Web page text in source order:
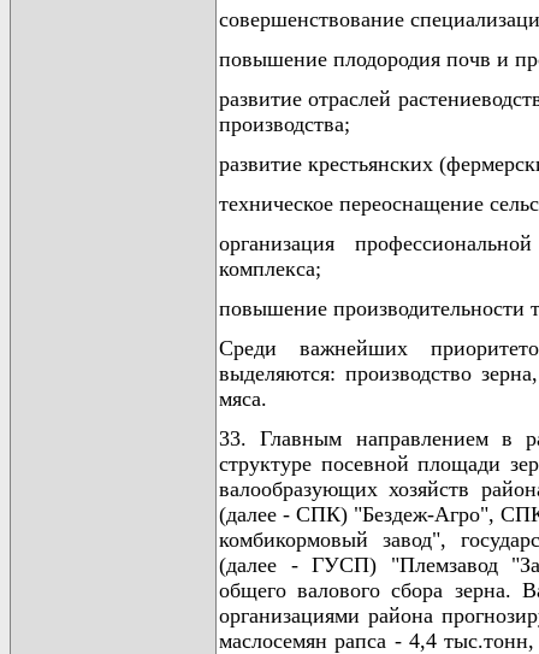
совершенствование
повышение плодородия почв и
развитие отраслей
производства;
развитие крестьянских
техническое переоснащение
организация
комплекса;
повышение производительности
Среди важнейших
выделяются: производство
мяса.
33. Главным направлением в
структуре посевной площади
валообразующих хозяйств
(далее - СПК) "Бездеж-Агро",
комбикормовый завод",
(далее - ГУСП) "Племзавод
общего валового сбора зерна.
организациями района
маслосемян рапса - 4,4